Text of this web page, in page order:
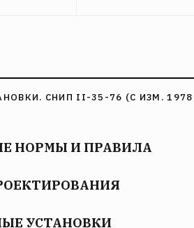
СНИП II-35-76 (С ИЗМ.
НОРМЫ И ПРАВИЛА
УСТАНОВКИ